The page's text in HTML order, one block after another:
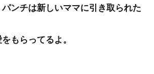
ンチは新しいママに引き取られた
もらってるよ。